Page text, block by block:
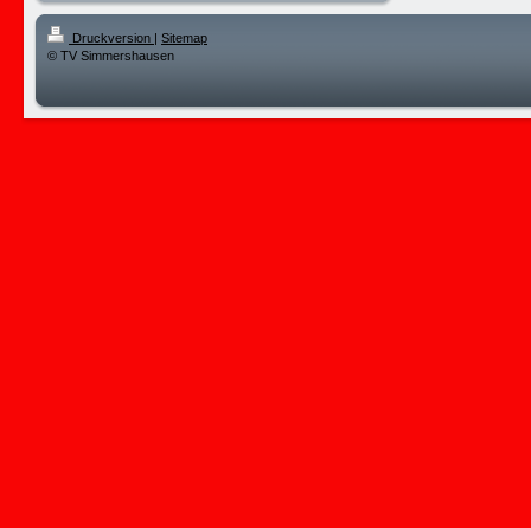
Druckversion | Sitemap
© TV Simmershausen